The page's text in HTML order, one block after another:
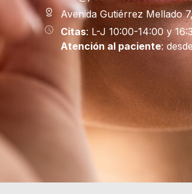
Avenida Gutiérrez Mellado
Citas: L-J 10:00-14:00 y
Atención al paciente: